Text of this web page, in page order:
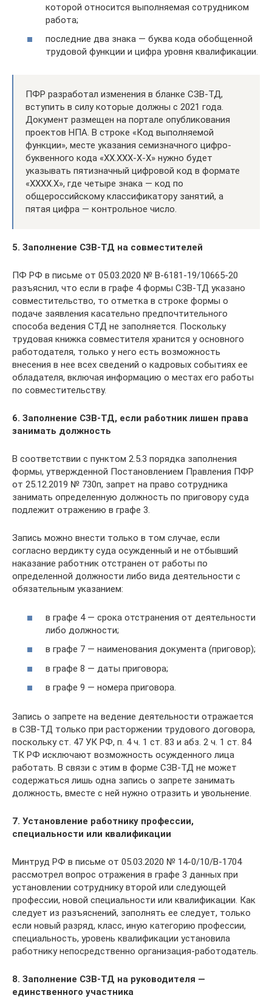
которой относится выполняемая сотрудником
работа;
последние два знака — буква кода обобщенной
трудовой функции и цифра уровня квалификации.
ПФР разработал изменения в бланке СЗВ-ТД,
вступить в силу которые должны с 2021 года.
Документ размещен на портале опубликования
проектов НПА. В строке «Код выполняемой
функции», месте указания семизначного цифро-
буквенного кода «XX.XXX-X-X» нужно будет
указывать пятизначный цифровой код в формате
«ХХХХ.Х», где четыре знака — код по
общероссийскому классификатору занятий, а
пятая цифра — контрольное число.
5. Заполнение СЗВ-ТД на совместителей
ПФ РФ в письме от 05.03.2020 № В-6181-19/10665-20
разъяснил, что если в графе 4 формы СЗВ-ТД указано
совместительство, то отметка в строке формы о
подаче заявления касательно предпочтительного
способа ведения СТД не заполняется. Поскольку
трудовая книжка совместителя хранится у основного
работодателя, только у него есть возможность
внесения в нее всех сведений о кадровых событиях ее
обладателя, включая информацию о местах его работы
по совместительству.
6. Заполнение СЗВ-ТД, если работник лишен права
занимать должность
В соответствии с пунктом 2.5.3 порядка заполнения
формы, утвержденной Постановлением Правления ПФР
от 25.12.2019 № 730п, запрет на право сотрудника
занимать определенную должность по приговору суда
подлежит отражению в графе 3.
Запись можно внести только в том случае, если
согласно вердикту суда осужденный и не отбывший
наказание работник отстранен от работы по
определенной должности либо вида деятельности с
обязательным указанием:
в графе 4 — срока отстранения от деятельности
либо должности;
в графе 7 — наименования документа (приговор);
в графе 8 — даты приговора;
в графе 9 — номера приговора.
Запись о запрете на ведение деятельности отражается
в СЗВ-ТД только при расторжении трудового договора,
поскольку ст. 47 УК РФ, п. 4 ч. 1 ст. 83 и абз. 2 ч. 1 ст. 84
ТК РФ исключают возможность осужденного лица
работать. В связи с этим в форме СЗВ-ТД не может
содержаться лишь одна запись о запрете занимать
должность, вместе с ней нужно отразить и увольнение.
7. Установление работнику профессии,
специальности или квалификации
Минтруд РФ в письме от 05.03.2020 № 14-0/10/В-1704
рассмотрел вопрос отражения в графе 3 данных при
установлении сотруднику второй или следующей
профессии, новой специальности или квалификации. Как
следует из разъяснений, заполнять ее следует, только
если новый разряд, класс, иную категорию профессии,
специальность, уровень квалификации установила
работнику непосредственно организация-работодатель.
8. Заполнение СЗВ-ТД на руководителя —
единственного участника